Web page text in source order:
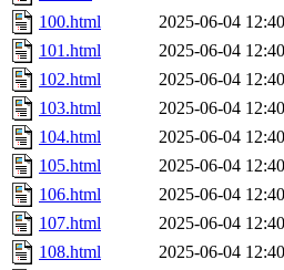
100.html
2025-06-04 12:40
101.html
2025-06-04 12:40
102.html
2025-06-04 12:40
103.html
2025-06-04 12:40
104.html
2025-06-04 12:40
105.html
2025-06-04 12:40
106.html
2025-06-04 12:40
107.html
2025-06-04 12:40
108.html
2025-06-04 12:40